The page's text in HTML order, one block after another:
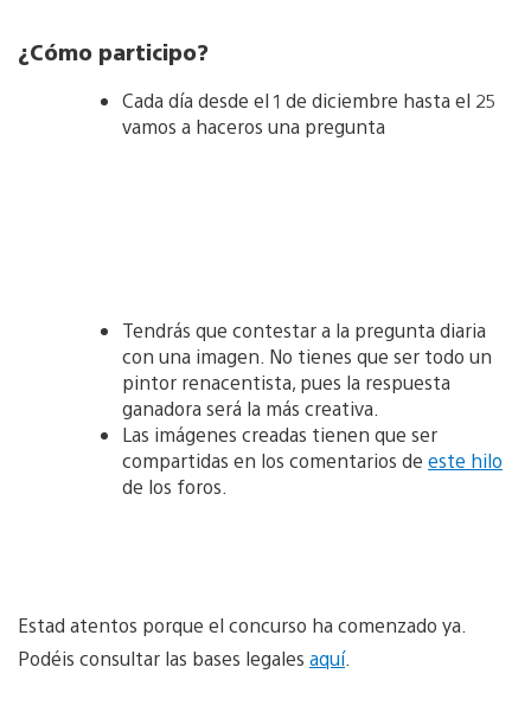
¿Cómo participo?
Cada día desde el 1 de diciembre hasta el 25
vamos a haceros una pregunta
Tendrás que contestar a la pregunta diaria
con una imagen. No tienes que ser todo un
pintor renacentista, pues la respuesta
ganadora será la más creativa.
Las imágenes creadas tienen que ser
compartidas en los comentarios de este hilo
de los foros.
Estad atentos porque el concurso ha comenzado ya.
Podéis consultar las bases legales aquí.